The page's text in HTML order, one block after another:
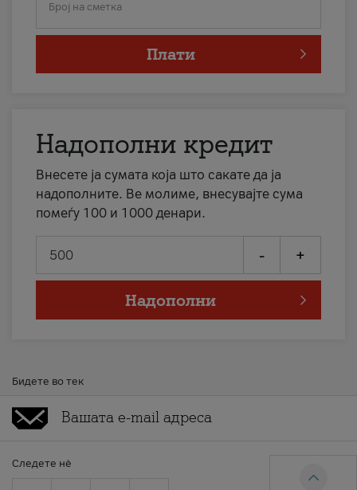
Број на сметка
Плати
Надополни кредит
Внесете ја сумата која што сакате да ја
надополните. Ве молиме, внесувајте сума
помеѓу 100 и 1000 денари.
- +
Надополни
Бидете во тек
Следете нè